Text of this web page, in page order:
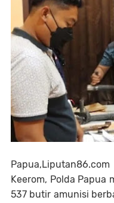
Keerom, Polda Papua
537 butir amunisi